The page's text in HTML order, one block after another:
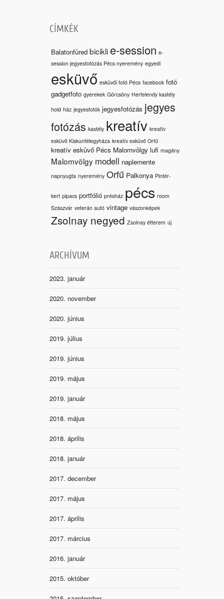
CÍMKÉK
Balatonfüred bicikli e-session e-
session jegyesfotózás Pécs nyeremény egyedi
esküvő esküvői fotó Pécs facebook fotó
gadgetfoto gyerekek Görcsöny Hertelendy kastély
hold ház jegyesfotók jegyesfotózás jegyes
fotózás kastély kreatív kreatív
esküvő Kiskunfélegyháza kreatív esküvő Orfű
kreatív esküvő Pécs Malomvölgy lufi magány
Malomvölgy modell naplemente
napnyugta nyeremény Orfű Palkonya Pintér-
kert pipacs portfólió présház pécs room
Szászvár veterán autó vintage vászonképek
Zsolnay negyed Zsolnay étterem új
ARCHÍVUM
2023. január
2020. november
2020. június
2019. július
2019. június
2019. május
2019. január
2018. május
2018. április
2018. január
2017. december
2017. május
2017. április
2017. március
2016. január
2015. október